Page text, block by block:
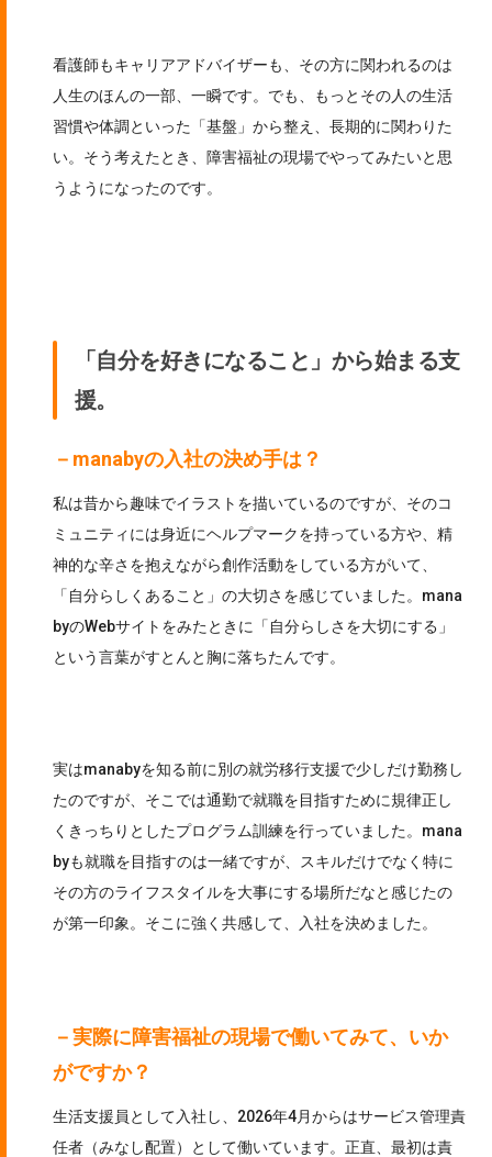
看護師もキャリアアドバイザーも、その方に関われるのは
人生のほんの一部、一瞬です。でも、もっとその人の生活
習慣や体調といった「基盤」から整え、長期的に関わりた
い。そう考えたとき、障害福祉の現場でやってみたいと思
うようになったのです。
「自分を好きになること」から始まる支
援。
－manabyの入社の決め手は？
私は昔から趣味でイラストを描いているのですが、そのコ
ミュニティには身近にヘルプマークを持っている方や、精
神的な辛さを抱えながら創作活動をしている方がいて、
「自分らしくあること」の大切さを感じていました。mana
byのWebサイトをみたときに「自分らしさを大切にする」
という言葉がすとんと胸に落ちたんです。
実はmanabyを知る前に別の就労移行支援で少しだけ勤務し
たのですが、そこでは通勤で就職を目指すために規律正し
くきっちりとしたプログラム訓練を行っていました。mana
byも就職を目指すのは一緒ですが、スキルだけでなく特に
その方のライフスタイルを大事にする場所だなと感じたの
が第一印象。そこに強く共感して、入社を決めました。
－実際に障害福祉の現場で働いてみて、いか
がですか？
生活支援員として入社し、2026年4月からはサービス管理責
任者（みなし配置）として働いています。正直、最初は責